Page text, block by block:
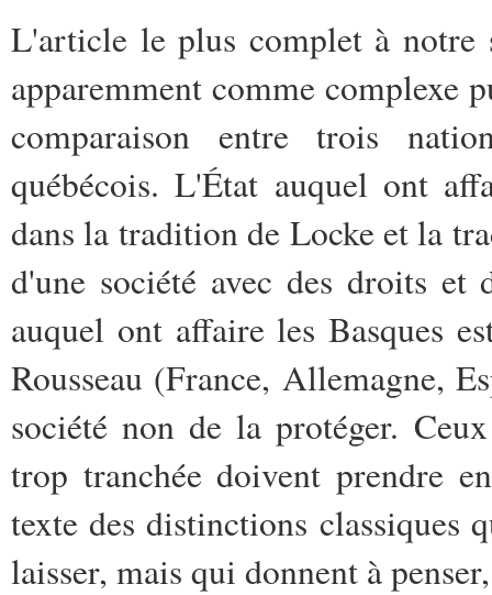
L'article le plus complet à notre
apparemment comme complexe
comparaison entre trois
québécois. L'État auquel ont
dans la tradition de Locke et la
d'une société avec des droits
auquel ont affaire les Basques
Rousseau (France, Allemagne,
société non de la protéger.
trop tranchée doivent prendre
texte des distinctions classiques
laisser, mais qui donnent à